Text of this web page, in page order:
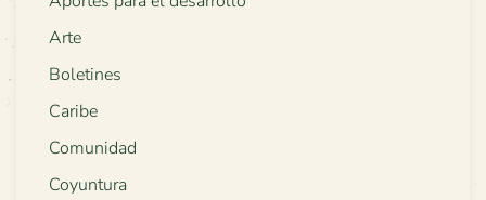
Arte
Boletines
Caribe
Comunidad
Coyuntura